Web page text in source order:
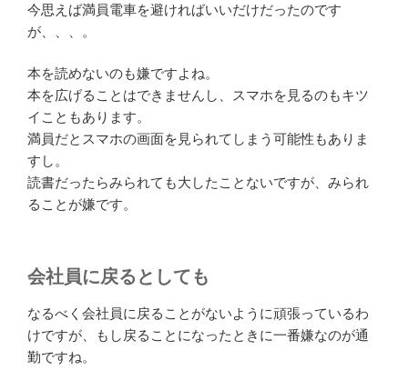
今思えば満員電車を避ければいいだけだったのです
が、、、。
本を読めないのも嫌ですよね。
本を広げることはできませんし、スマホを見るのもキツ
イこともあります。
満員だとスマホの画面を見られてしまう可能性もありま
すし。
読書だったらみられても大したことないですが、みられ
ることが嫌です。
会社員に戻るとしても
なるべく会社員に戻ることがないように頑張っているわ
けですが、もし戻ることになったときに一番嫌なのが通
勤ですね。